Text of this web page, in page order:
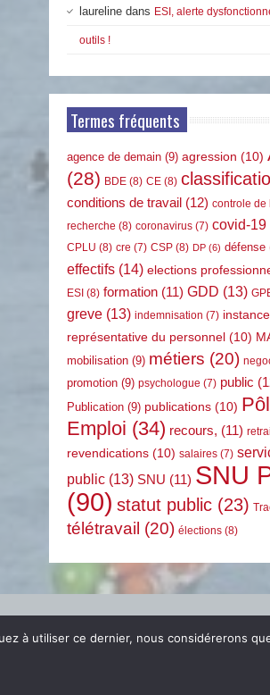
laureline dans ESI, alerte
outils !
Termes fréquents
agence de demain (9) agression (10)
(28) BDE (8) CE (8)
conditions de travail (12) controle de
recherche (8) coronavirus (7) covid-19
CPLU (8) cre (7) CSP (8) DP (6) défense
effectifs (14) elections
ESI (8) formation (11) GDD (13)
greve (13) indemnisation (7) instance
représentative du personnel (10)
mobilisation (9) métiers (20)
promotion (9) psychologue (7) public
Publication (9) publications (10)
Emploi (34) recours, (11)
revendications (10) salaires (7)
public (13) SNU (11) SNU
(90) statut public (23)
télétravail (20) élections (8)
à utiliser ce dernier, nous considérerons